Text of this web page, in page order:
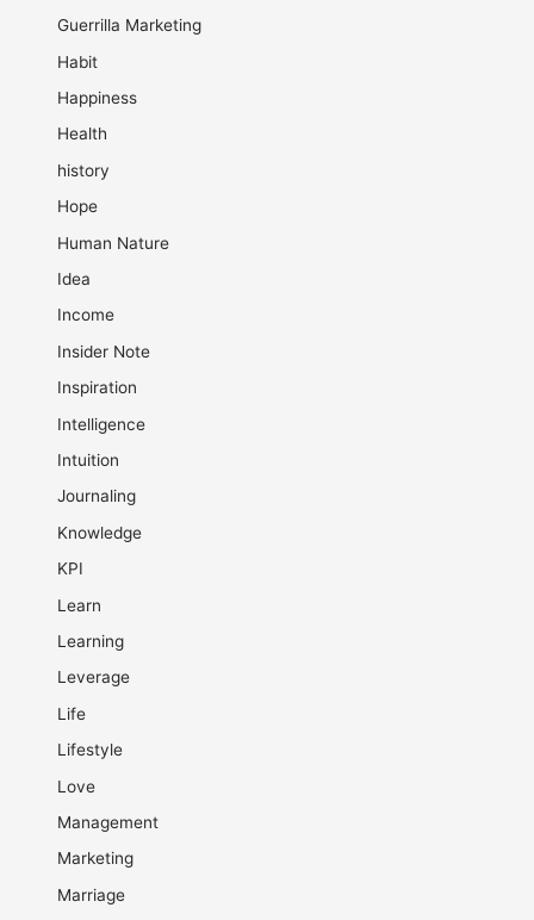
Guerrilla Marketing
Habit
Happiness
Health
history
Hope
Human Nature
Idea
Income
Insider Note
Inspiration
Intelligence
Intuition
Journaling
Knowledge
KPI
Learn
Learning
Leverage
Life
Lifestyle
Love
Management
Marketing
Marriage